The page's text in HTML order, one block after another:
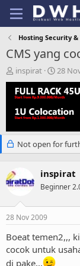
Hosting Security &
CMS yang
T
h
r
e
a
s
a
t
e
inspirat
S
t
a
r
t
a
t
e
28
Not open for
inspirat
Beginner
28 Nov 2009
Boeat temen2,,,
cocok untuk
di pake...